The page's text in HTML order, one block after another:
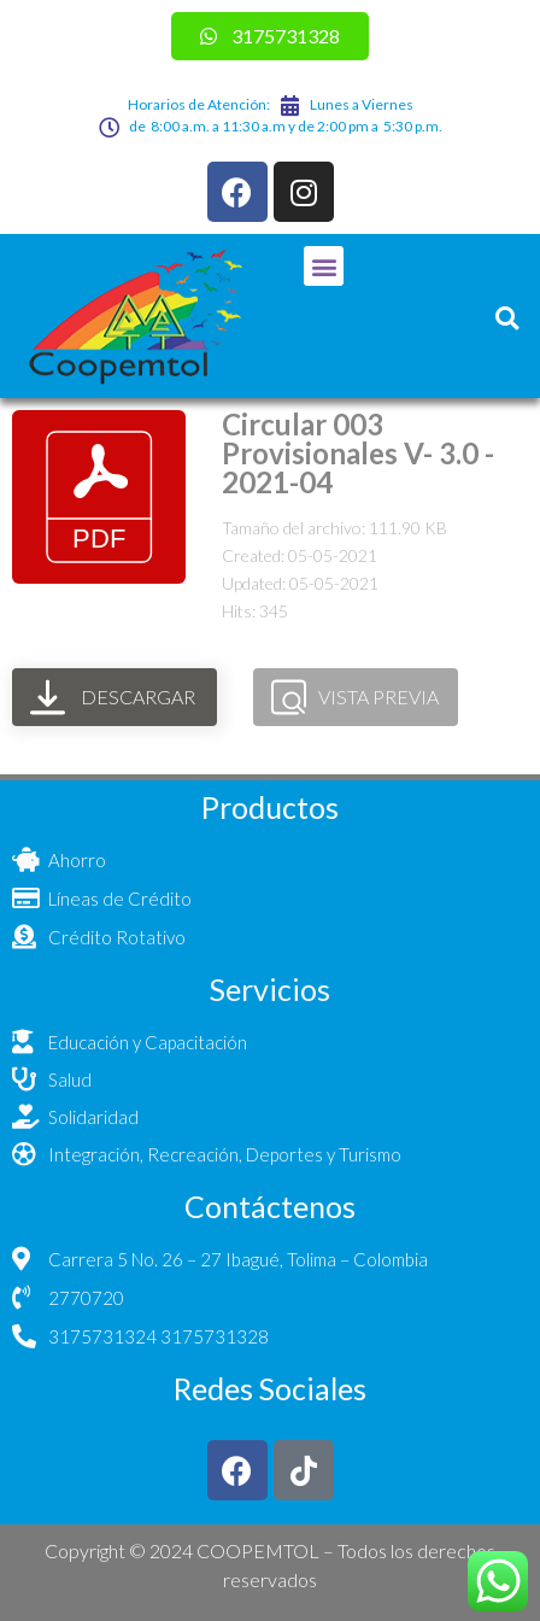
3175731328
Horarios de Atención:
Lunes a Viernes
de 8:00 a.m. a 11:30 a.m y de 2:00 pm a 5:30 p.m.
Circular 003
Provisionales V- 3.0 -
2021-04
Tamaño del archivo: 111.90 KB
Created: 05-05-2021
Updated: 05-05-2021
Hits: 345
DESCARGAR VISTA PREVIA
Productos
Ahorro
Líneas de Crédito
Crédito Rotativo
Servicios
Educación y Capacitación
Salud
Solidaridad
Integración, Recreación, Deportes y Turismo
Contáctenos
Carrera 5 No. 26 – 27 Ibagué, Tolima – Colombia
2770720
3175731324 3175731328
Redes Sociales
Copyright © 2024 COOPEMTOL – Todos los derechos
reservados